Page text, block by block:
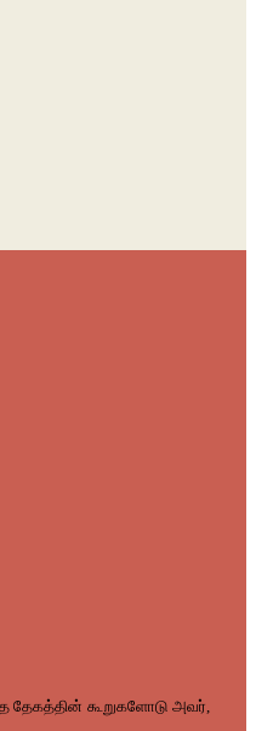
கூறுகளோடு அவர்,